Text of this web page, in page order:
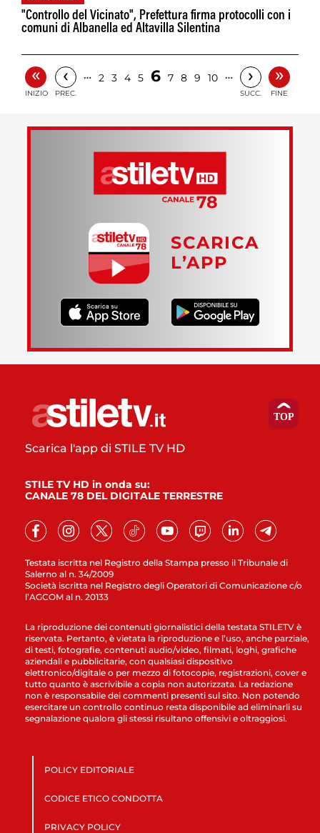
"Controllo del Vicinato", Prefettura firma protocolli con i
comuni di Albanella ed Altavilla Silentina
«
INIZIO
‹
PREC.
… 2 3 4 5 6 7 8 9 10 … ›
SUCC.
»
FINE
SCARICA
L’APP
Testata iscritta nel Registro della Stampa presso il Tribunale di
Salerno al n. 34/2009
Società iscritta nel Registro degli Operatori di Comunicazione c/o
l’AGCOM al n. 20133
Scarica l'app di STILE TV HD
STILE TV HD in onda su:
CANALE 78 DEL DIGITALE TERRESTRE
La riproduzione dei contenuti giornalistici della testata STILETV è
riservata. Pertanto, è vietata la riproduzione e l’uso, anche parziale,
di testi, fotografie, contenuti audio/video, filmati, loghi, grafiche
aziendali e pubblicitarie, con qualsiasi dispositivo
elettronico/digitale o per mezzo di fotocopie, registrazioni, cover e
tutto quanto è ascrivibile a copia non autorizzata. La redazione
non è responsabile dei commenti presenti sul sito. Non potendo
esercitare un controllo continuo resta disponibile ad eliminarli su
segnalazione qualora gli stessi risultano offensivi e oltraggiosi.
POLICY EDITORIALE
CODICE ETICO CONDOTTA
PRIVACY POLICY